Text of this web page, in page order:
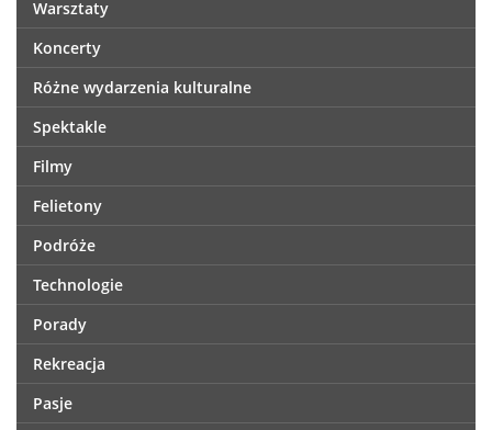
Warsztaty
Koncerty
Różne wydarzenia kulturalne
Spektakle
Filmy
Felietony
Podróże
Technologie
Porady
Rekreacja
Pasje